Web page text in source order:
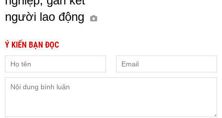
người lao động
Ý KIẾN BẠN ĐỌC